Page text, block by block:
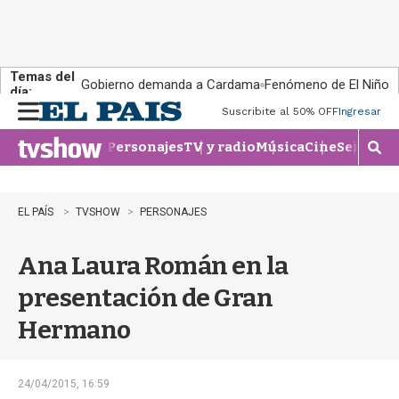
Temas del
día:
Gobierno demanda a Cardama Fenómeno de El Niño
n
u
Suscribite al 50% OFFIngresar
PersonajesTV y radioMúsicaCineSeries
M
o
EL PAÍS TVSHOW PERSONAJES
Ana Laura Román en la
presentación de Gran
Hermano
24/04/2015, 16:59